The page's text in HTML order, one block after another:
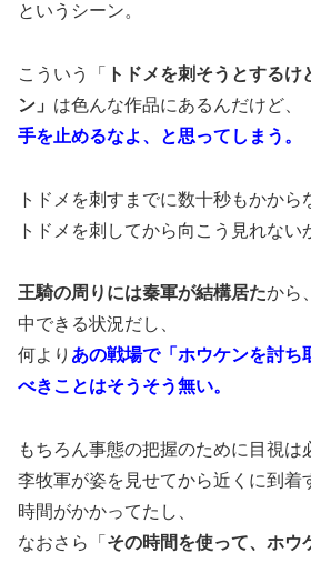
というシーン。
こういう「
トドメを刺そうとする
ン」 は色んな作品にあるんだけど、
手を止めるなよ、と思ってしまう。
トドメを刺すまでに数十秒もかから
トドメを刺してから向こう見れない
王騎の周りには秦軍が結構居たから
中できる状況だし、
何より あの戦場で「ホウケンを討ち
べきことはそうそう無い。
もちろん事態の把握のために目視は
李牧軍が姿を見せてから近くに到着
時間がかかってたし、
なおさら「 その時間を使って、ホウ